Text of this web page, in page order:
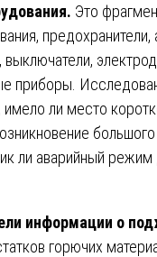
Это
предохранители,
приборы.
имело ли место
ли аварийный
информации о
горючих